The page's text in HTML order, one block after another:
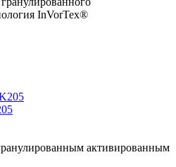
InVorTex®
активированным